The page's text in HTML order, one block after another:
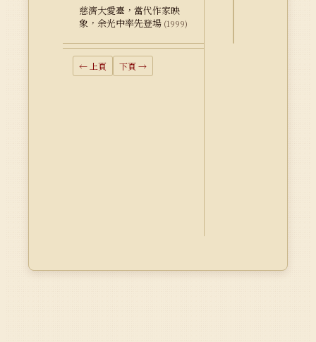
慈濟大愛臺，當代作家映
象，余光中率先登場 (1999)
← 上頁 下頁 →